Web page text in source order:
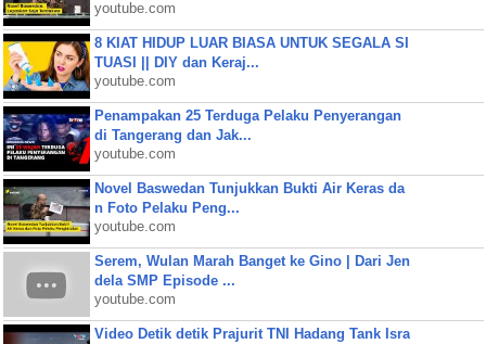
youtube.com
8 KIAT HIDUP LUAR BIASA UNTUK SEGALA SI
TUASI || DIY dan Keraj...
youtube.com
Penampakan 25 Terduga Pelaku Penyerangan
di Tangerang dan Jak...
youtube.com
Novel Baswedan Tunjukkan Bukti Air Keras da
n Foto Pelaku Peng...
youtube.com
Serem, Wulan Marah Banget ke Gino | Dari Jen
dela SMP Episode ...
youtube.com
Video Detik detik Prajurit TNI Hadang Tank Isra